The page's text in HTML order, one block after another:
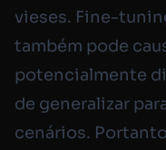
vieses. Fine-
também pode
potencialmente
de generalizar
cenários.